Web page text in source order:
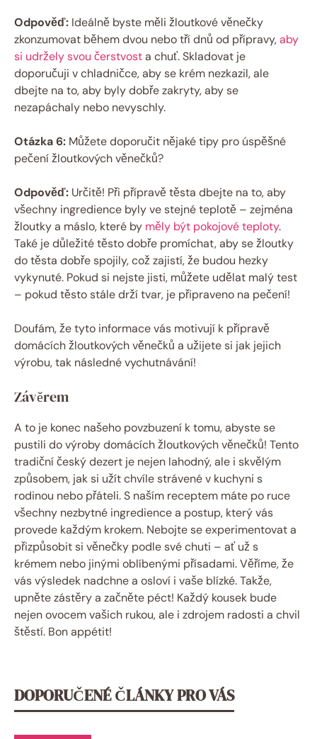
Odpověď: Ideálně byste měli žloutkové věnečky
zkonzumovat během dvou nebo tří dnů od přípravy,aby
si udržely svou čerstvosta chuť. Skladovat je
doporučuji v chladničce, aby se krém nezkazil, ale
dbejte na to, aby byly dobře zakryty, aby se
nezapáchaly nebo nevyschly.
Otázka 6: Můžete doporučit nějaké tipy pro úspěšné
pečení žloutkových věnečků?
Odpověď: Určitě! Při přípravě těsta dbejte na to, aby
všechny ingredience byly ve stejné teplotě – zejména
žloutky a máslo, které by měly být pokojové teploty.
Také je důležité těsto dobře promíchat, aby se žloutky
do těsta dobře spojily, což zajistí, že budou hezky
vykynuté. Pokud si nejste jisti, můžete udělat malý test
– pokud těsto stále drží tvar, je připraveno na pečení!
Doufám, že tyto informace vás motivují k přípravě
domácích žloutkových věnečků a užijete si jak jejich
výrobu, tak následné vychutnávání!
Závěrem
A to je konec našeho povzbuzení k tomu, abyste se
pustili do výroby domácích žloutkových věnečků! Tento
tradiční český dezert je nejen lahodný, ale i skvělým
způsobem, jak si užít chvíle strávené v kuchyni s
rodinou nebo přáteli. S naším receptem máte po ruce
všechny nezbytné ingredience a postup, který vás
provede každým krokem. Nebojte se experimentovat a
přizpůsobit si věnečky podle své chuti – ať už s
krémem nebo jinými oblíbenými přísadami. Věříme, že
vás výsledek nadchne a osloví i vaše blízké. Takže,
upněte zástěry a začněte péct! Každý kousek bude
nejen ovocem vašich rukou, ale i zdrojem radosti a chvil
štěstí. Bon appétit!
DOPORUČENÉ ČLÁNKY PRO VÁS